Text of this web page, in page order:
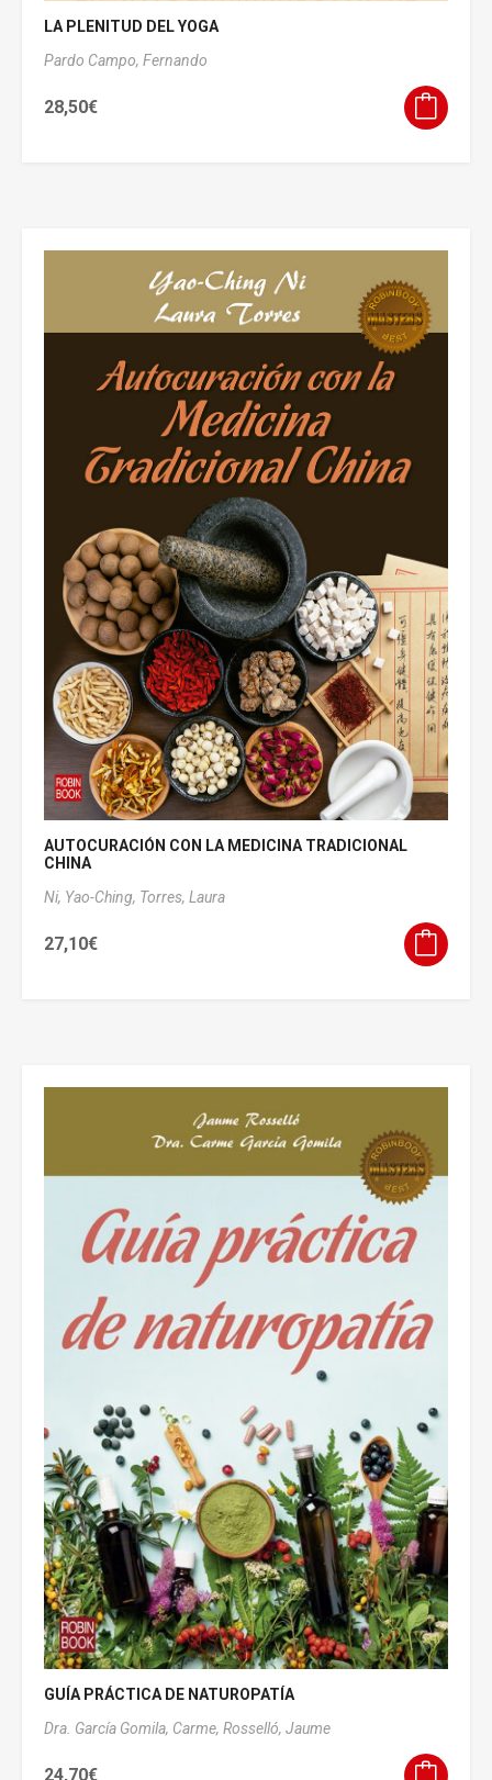
LA PLENITUD DEL YOGA
Pardo Campo, Fernando
28,50€
AUTOCURACIÓN CON LA MEDICINA TRADICIONAL
CHINA
Ni, Yao-Ching, Torres, Laura
27,10€
GUÍA PRÁCTICA DE NATUROPATÍA
Dra. García Gomila, Carme, Rosselló, Jaume
24,70€